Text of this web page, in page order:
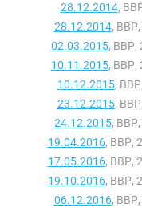
28.12.2014,
28.12.2014,
02.03.2015, ВВР,
10.11.2015, ВВР,
10.12.2015,
23.12.2015,
24.12.2015,
19.04.2016, ВВР,
17.05.2016, ВВР,
19.10.2016, ВВР,
06.12.2016,